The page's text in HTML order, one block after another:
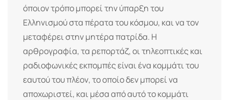
όποιον τρόπο μπορεί την ύπαρξη του
Ελληνισμού στα πέρατα του κόσμου, και να τον
μεταφέρει στην μητέρα πατρίδα. Η
αρθρογραφία, τα ρεπορτάζ, οι τηλεοπτικές και
ραδιοφωνικές εκπομπές είναι ένα κομμάτι του
εαυτού του πλέον, το οποίο δεν μπορεί να
αποχωριστεί, και μέσα από αυτό το κομμάτι